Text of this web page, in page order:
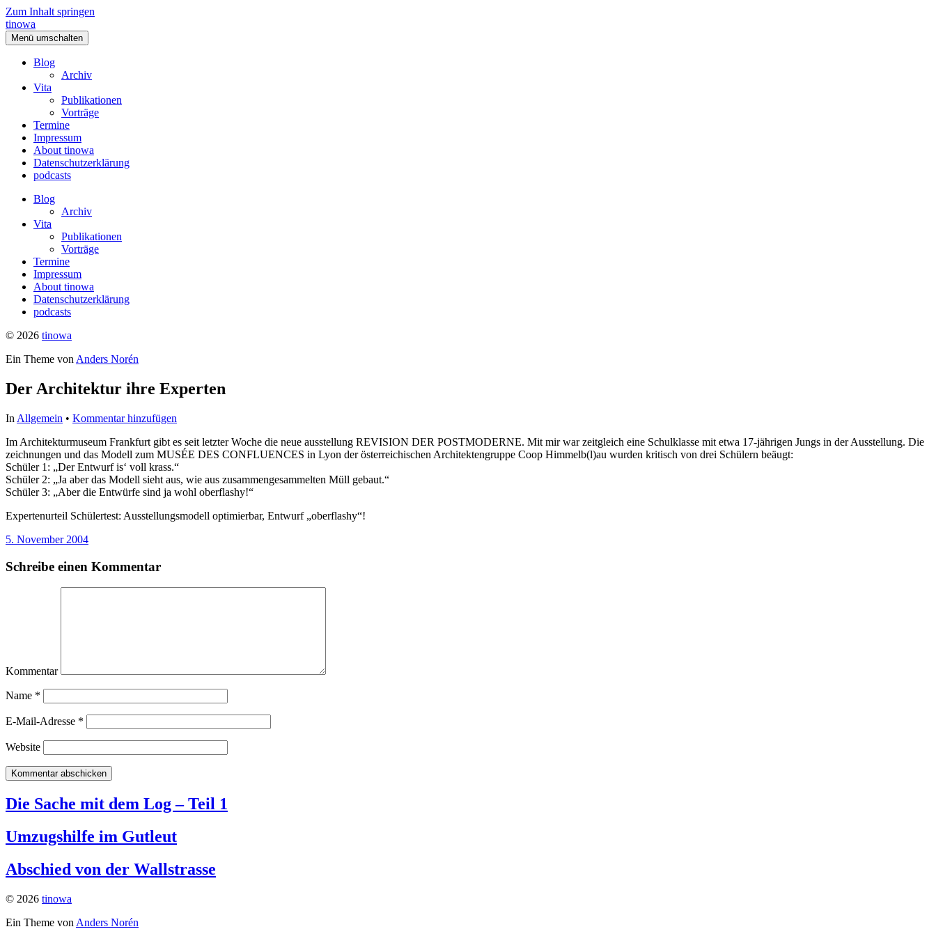
Zum Inhalt springen
tinowa
Menü umschalten
Blog
Archiv
Vita
Publikationen
Vorträge
Termine
Impressum
About tinowa
Datenschutzerklärung
podcasts
Blog
Archiv
Vita
Publikationen
Vorträge
Termine
Impressum
About tinowa
Datenschutzerklärung
podcasts
© 2026 tinowa
Ein Theme von Anders Norén
Der Architektur ihre Experten
In Allgemein • Kommentar hinzufügen
Im Architekturmuseum Frankfurt gibt es seit letzter Woche die neue ausstellung REVISION DER POSTMODERNE. Mit mir war zeitgleich eine Schulklasse mit etwa 17-jährigen Jungs in der Ausstellung. Die
zeichnungen und das Modell zum MUSÉE DES CONFLUENCES in Lyon der österreichischen Architektengruppe Coop Himmelb(l)au wurden kritisch von drei Schülern beäugt:
Schüler 1: „Der Entwurf is‘ voll krass.“
Schüler 2: „Ja aber das Modell sieht aus, wie aus zusammengesammelten Müll gebaut.“
Schüler 3: „Aber die Entwürfe sind ja wohl oberflashy!“
Expertenurteil Schülertest: Ausstellungsmodell optimierbar, Entwurf „oberflashy“!
5. November 2004
Schreibe einen Kommentar
Kommentar
Name *
E-Mail-Adresse *
Website
Die Sache mit dem Log – Teil 1
Umzugshilfe im Gutleut
Abschied von der Wallstrasse
© 2026 tinowa
Ein Theme von Anders Norén